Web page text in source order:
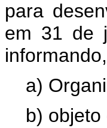
para
em 31 de
a)
b) objeto